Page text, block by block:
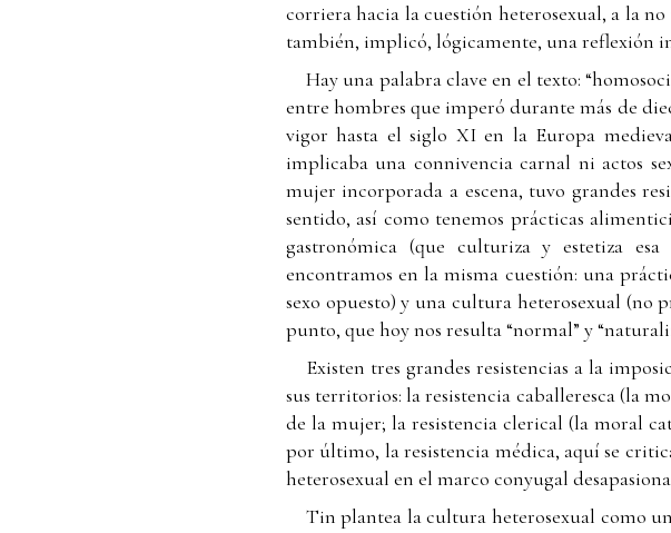
corriera hacia la cuestión heterosexual, a la
también, implicó, lógicamente, una reflexión
Hay una palabra clave en el texto:
entre hombres que imperó durante más de
vigor hasta el siglo XI en la Europa
implicaba una connivencia carnal ni actos
mujer incorporada a escena, tuvo grandes
sentido, así como tenemos prácticas
gastronómica (que culturiza y estetiza
encontramos en la misma cuestión: una
sexo opuesto) y una cultura heterosexual (no
punto, que hoy nos resulta “normal” y
Existen tres grandes resistencias a la
sus territorios: la resistencia caballeresca (la
de la mujer; la resistencia clerical (la moral
por último, la resistencia médica, aquí se
heterosexual en el marco conyugal
Tin plantea la cultura heterosexual como